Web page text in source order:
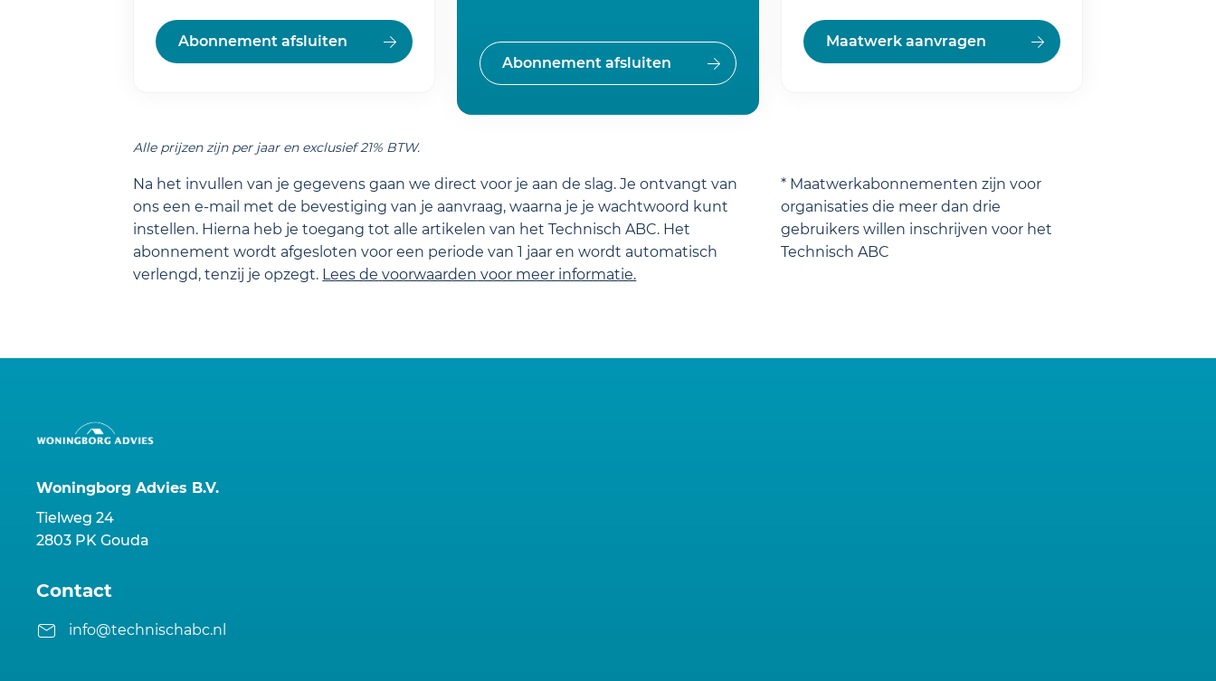
Abonnement afsluiten
Abonnement afsluiten
Maatwerk aanvragen
Alle prijzen zijn per jaar en exclusief 21% BTW.
Na het invullen van je gegevens gaan we direct voor je aan de slag. Je ontvangt van
ons een e-mail met de bevestiging van je aanvraag, waarna je je wachtwoord kunt
instellen. Hierna heb je toegang tot alle artikelen van het Technisch ABC. Het
abonnement wordt afgesloten voor een periode van 1 jaar en wordt automatisch
verlengd, tenzij je opzegt. Lees de voorwaarden voor meer informatie.
* Maatwerkabonnementen zijn voor
organisaties die meer dan drie
gebruikers willen inschrijven voor het
Technisch ABC
Woningborg Advies B.V.
Tielweg 24
2803 PK Gouda
Contact
info@technischabc.nl